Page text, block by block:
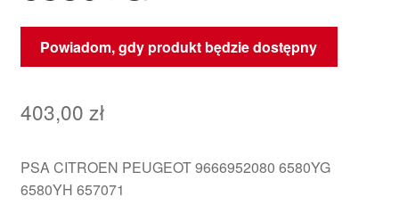
Powiadom, gdy produkt będzie dostępny
403,00 zł
PSA CITROEN PEUGEOT 9666952080 6580YG
6580YH 657071